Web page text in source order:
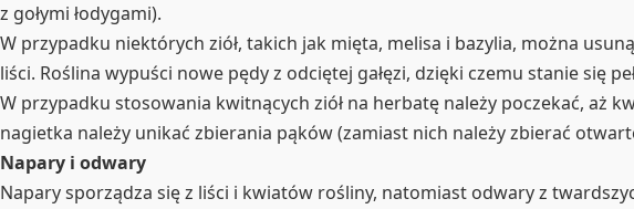
z gołymi łodygami).
W przypadku niektórych ziół, takich jak mięta, melisa i bazylia, można
liści. Roślina wypuści nowe pędy z odciętej gałęzi, dzięki czemu stanie się
W przypadku stosowania kwitnących ziół na herbatę należy poczekać, aż
nagietka należy unikać zbierania pąków (zamiast nich należy zbierać
Napary i odwary
Napary sporządza się z liści i kwiatów rośliny, natomiast odwary z